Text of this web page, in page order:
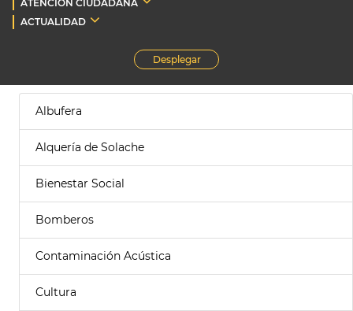
ATENCIÓN CIUDADANA
ACTUALIDAD
Desplegar
Albufera
Alquería de Solache
Bienestar Social
Bomberos
Contaminación Acústica
Cultura